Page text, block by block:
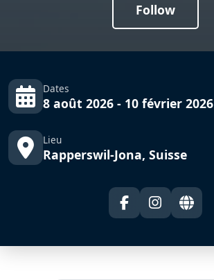
Follow
Dates
8 août 2026 - 10 février 2026
Lieu
Rapperswil-Jona, Suisse